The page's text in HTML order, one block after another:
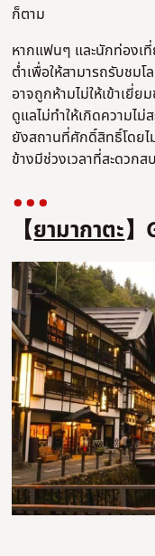
ก็ตาม
หากแฟนๆ และนักท่องเ
ต่ำเพื่อให้สามารถรับชม
อาจถูกห้ามไม่ให้เข้าเยี่
ดูแลไม่ทำให้เกิดความไ
ยังสถานที่ศักดิ์สิทธิ์โดยไ
ข้างมีช่วงเวลาที่สะดวกส
【ยามากาตะ】